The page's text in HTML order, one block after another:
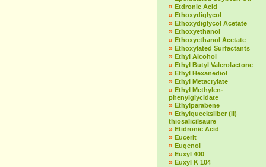
» Etdronic Acid
» Ethoxydiglycol
» Ethoxydiglycol Acetate
» Ethoxyethanol
» Ethoxyethanol Acetate
» Ethoxylated Surfactants
» Ethyl Alcohol
» Ethyl Butyl Valerolactone
» Ethyl Hexanediol
» Ethyl Metacrylate
» Ethyl Methylen-
phenylglycidate
» Ethylparabene
» Ethylquecksilber (II)
thiosalicilsaure
» Etidronic Acid
» Eucerit
» Eugenol
» Euxyl 400
» Euxyl K 104